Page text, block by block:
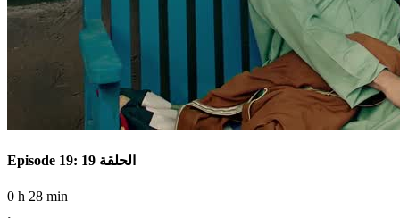
Episode 19: الحلقة 19
0 h 28 min